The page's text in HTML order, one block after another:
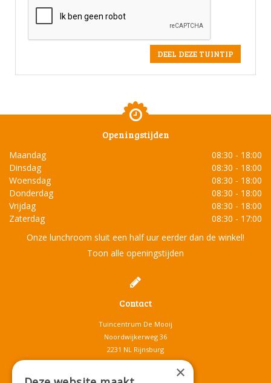
Openingstijden
Maandag
08:30 - 18:00
Dinsdag
08:30 - 18:00
Woensdag
08:30 - 18:00
Donderdag
08:30 - 18:00
Vrijdag
08:30 - 18:00
Zaterdag
08:30 - 17:00
Onze lunchroom sluit een half uur eerder dan de winkel!
Toon alle openingstijden
Contact
Tuincentrum De Mooij
Noordwijkerweg 36
2231 NL Rijnsburg
T.071-4080959
info@tuincentrumdemooij.nl
×